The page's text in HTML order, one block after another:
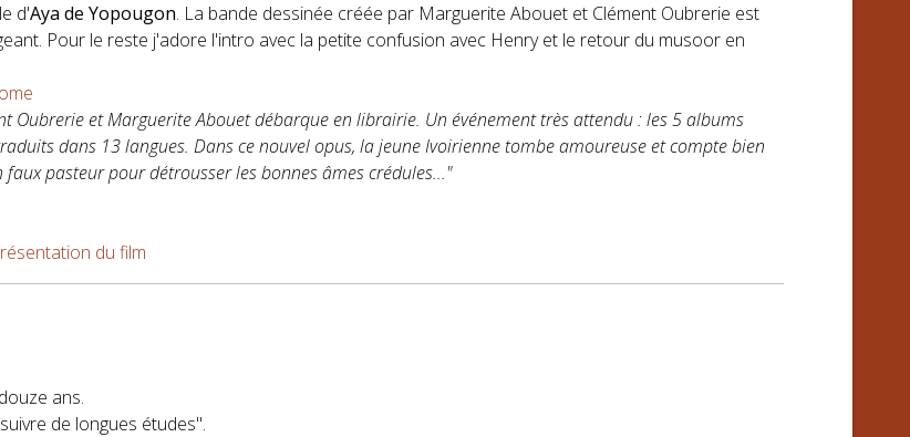
d'Aya de Yopougon. La bande dessinée créée par Marguerite Abouet et Clément Oubrerie est
Pour le reste j'adore l'intro avec la petite confusion avec Henry et le retour du musoor en
Oubrerie et Marguerite Abouet débarque en librairie. Un événement très attendu : les 5 albums
dans 13 langues. Dans ce nouvel opus, la jeune Ivoirienne tombe amoureuse et compte bien
faux pasteur pour détrousser les bonnes âmes crédules..."
du film
ans.
de longues études".